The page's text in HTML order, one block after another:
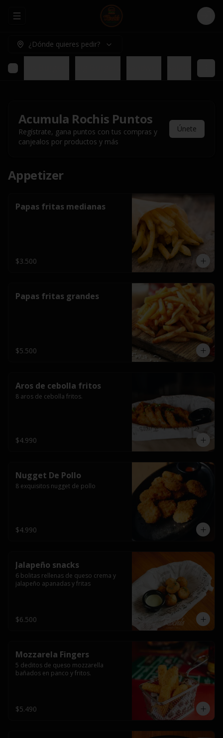
Abrir menu de navegación Login
¿Dónde quieres pedir?
Rochis Burgers
Acumula Rochis Puntos
Regístrate, gana puntos con tus compras y
canjealos por productos y más
Únete
Appetizer
Papas fritas medianas
$3.500
Papas fritas grandes
$5.500
Aros de cebolla fritos
8 aros de cebolla fritos.
$4.990
Nugget De Pollo
8 exquisitos nugget de pollo
$4.990
Jalapeño snacks
6 bolitas rellenas de queso crema y
jalapeño apanadas y fritas
$6.500
Mozzarela Fingers
5 deditos de queso mozzarella
bañados en panco y fritos.
$5.490